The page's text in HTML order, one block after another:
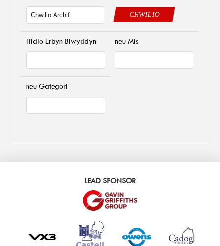
CHWILIO
Hidlo Erbyn Blwyddyn neu Mis
neu Gategori
LEAD SPONSOR